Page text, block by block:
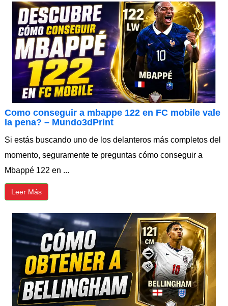
Como conseguir a mbappe 122 en FC mobile vale
la pena? – Mundo3dPrint
Si estás buscando uno de los delanteros más completos del
momento, seguramente te preguntas cómo conseguir a
Mbappé 122 en ...
Leer Más